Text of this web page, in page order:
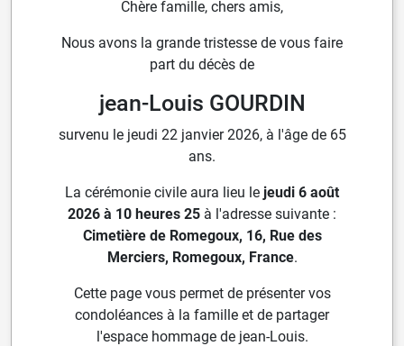
Chère famille, chers amis,
Nous avons la grande tristesse de vous faire
part du décès de
jean-Louis GOURDIN
survenu le jeudi 22 janvier 2026, à l'âge de 65
ans.
La cérémonie civile aura lieu le jeudi 6 août
2026 à 10 heures 25 à l'adresse suivante :
Cimetière de Romegoux, 16, Rue des
Merciers, Romegoux, France.
Cette page vous permet de présenter vos
condoléances à la famille et de partager
l'espace hommage de jean-Louis.